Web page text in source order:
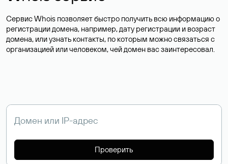
Сервис Whois позволяет быстро получить всю информацию о
регистрации домена, например, дату регистрации и возраст
домена, или узнать контакты, по которым можно связаться с
организацией или человеком, чей домен вас заинтересовал.
Проверить